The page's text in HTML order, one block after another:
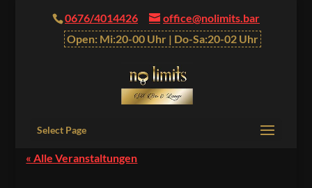
0676/4014426
office@nolimits.bar
Open: Mi:20-00 Uhr | Do-Sa:20-02 Uhr
Select Page
« Alle Veranstaltungen